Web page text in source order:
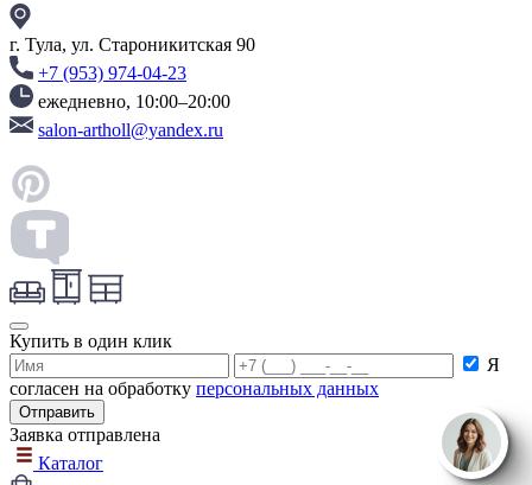
г. Тула, ул. Староникитская 90
+7 (953) 974-04-23
ежедневно, 10:00–20:00
salon-artholl@yandex.ru
Купить в один клик
Я
согласен на обработку персональных данных
Заявка отправлена
Каталог